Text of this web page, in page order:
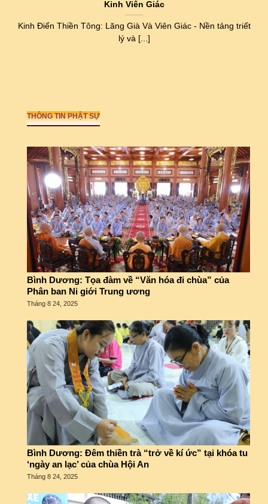
Kinh Viên Giác
Kinh Điển Thiền Tông: Lăng Già Và Viên Giác - Nền tảng triết
lý và [...]
THÔNG TIN PHẬT SỰ
Bình Dương: Tọa đàm về “Văn hóa đi chùa” của
Phân ban Ni giới Trung ương
Tháng 8 24, 2025
Bình Dương: Đêm thiền trà “trở về kí ức” tại khóa tu
‘ngày an lạc’ của chùa Hội An
Tháng 8 24, 2025